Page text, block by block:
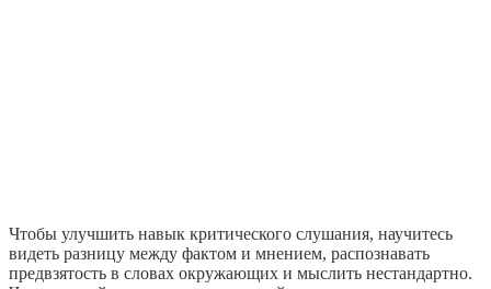
Чтобы улучшить навык критического слушания, научитесь
видеть разницу между фактом и мнением, распознавать
предвзятость в словах окружающих и мыслить нестандартно.